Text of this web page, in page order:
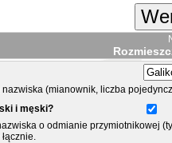
nazwiska (mianownik, liczba
i męski?
o odmianie przymiotnikowej